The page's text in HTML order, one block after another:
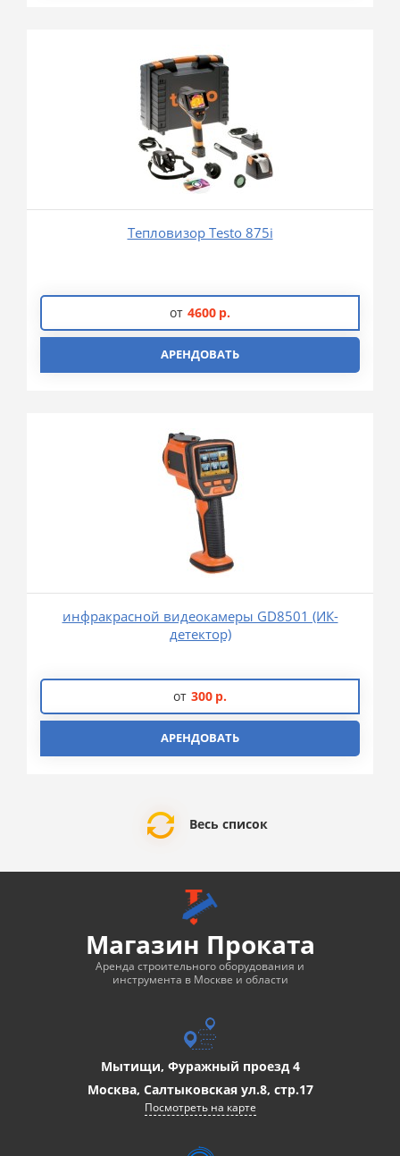
Тепловизор Testo 875i
от 4600 р.
АРЕНДОВАТЬ
инфракрасной видеокамеры GD8501 (ИК-
детектор)
от 300 р.
АРЕНДОВАТЬ
Весь список
Магазин Проката
Аренда строительного оборудования и
инструмента в Москве и области
Мытищи, Фуражный проезд 4
Москва, Салтыковская ул.8, стр.17
Посмотреть на карте